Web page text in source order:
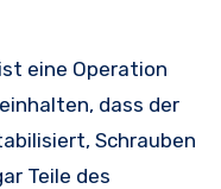
eine Operation
dass der
Schrauben
Teile des